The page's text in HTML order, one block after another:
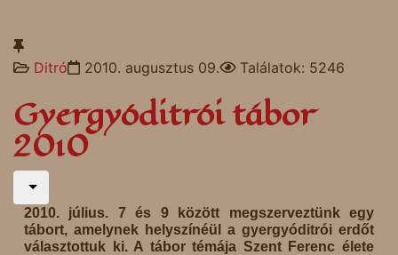
Ditró 2010. augusztus 09. Találatok: 5246
Gyergyóditrói tábor
2010
2010. július. 7 és 9 között megszerveztünk egy
tábort, amelynek helyszínéül a gyergyóditrói erdőt
választottuk ki. A tábor témája Szent Ferenc élete